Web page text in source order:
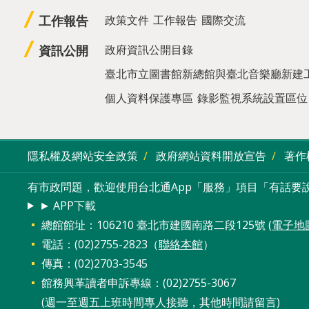
工作報告 政策文件 工作報告 國際交流
資訊公開
政府資訊公開目錄
臺北市立圖書館新總館與臺北音樂廳新建
個人資料保護專區 錄影監視系統設置區位
隱私權及網站安全政策 政府網站資料開放宣告 著
有市政問題，歡迎使用台北通App「服務」項目「有話要
► APP下載
總館館址：106210 臺北市建國南路二段125號 (電子地
電話：(02)2755-2823（聯絡本館）
傳真：(02)2703-3545
館務興革讀者申訴專線：(02)2755-3067
(週一至週五上班時間專人接聽，其他時間請留言)